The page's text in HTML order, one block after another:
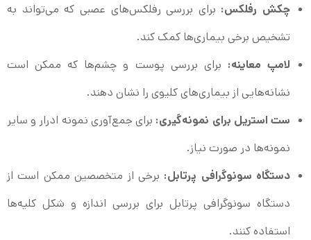
چکش رفلکس:برای بررسی رفلکس‌های عصبی که می‌تواند به
تشخیص برخی بیماری‌ها کمک کند.
لامپ معاینه:برای بررسی پوست و چشم‌ها که ممکن است
نشانه‌هایی از بیماری‌های کلیوی را نشان دهند.
ست استریل برای نمونه‌گیری:برای جمع‌آوری نمونه ادرار و سایر
نمونه‌ها در صورت نیاز.
دستگاه سونوگرافی پرتابل:برخی از متخصصین ممکن است از
دستگاه سونوگرافی پرتابل برای بررسی اندازه و شکل کلیه‌ها
استفاده کنند.